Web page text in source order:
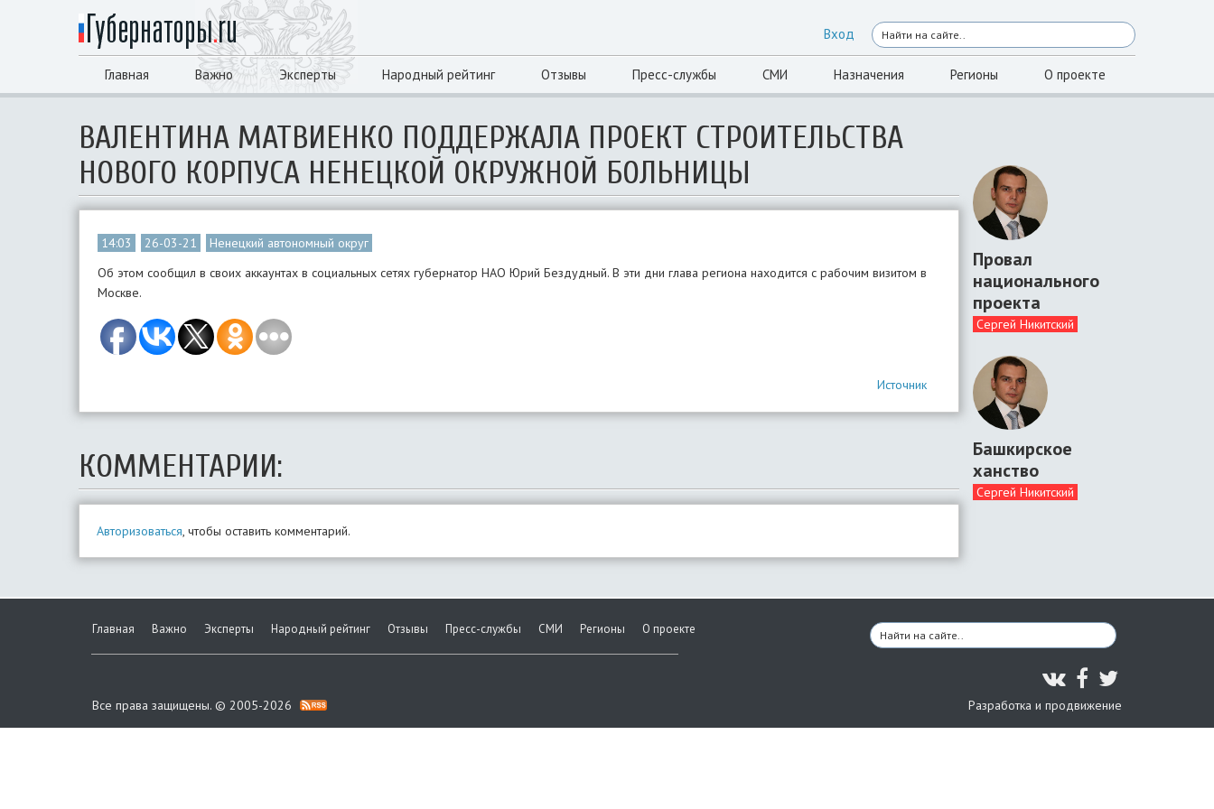
Вход
Главная Важно Эксперты Народный рейтинг Отзывы Пресс-службы СМИ Назначения Регионы О проекте
​ВАЛЕНТИНА МАТВИЕНКО ПОДДЕРЖАЛА ПРОЕКТ СТРОИТЕЛЬСТВА
НОВОГО КОРПУСА НЕНЕЦКОЙ ОКРУЖНОЙ БОЛЬНИЦЫ
14:03 26-03-21
Ненецкий автономный округ
Об этом сообщил в своих аккаунтах в социальных сетях губернатор НАО Юрий Бездудный. В эти дни глава региона находится с рабочим визитом в
Москве.
Источник
КОММЕНТАРИИ:
Авторизоваться, чтобы оставить комментарий.
Провал
национального
проекта
Сергей Никитский
Башкирское
ханство
Сергей Никитский
Главная Важно Эксперты Народный рейтинг Отзывы Пресс-службы СМИ Регионы О проекте
Все права защищены. © 2005-2026 Разработка и продвижение